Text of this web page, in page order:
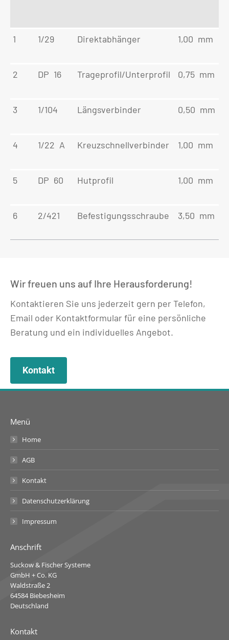
1 1/29 Direktabhänger 1,00 mm
2 DP 16 Trageprofil/Unterprofil 0,75 mm
3 1/104 Längsverbinder 0,50 mm
4 1/22 A Kreuzschnellverbinder 1,00 mm
5 DP 60 Hutprofil 1,00 mm
6 2/421 Befestigungsschraube 3,50 mm
Wir freuen uns auf Ihre Herausforderung!
Kontaktieren Sie uns jederzeit gern per Telefon,
Email oder Kontaktformular für eine persönliche
Beratung und ein individuelles Angebot.
Kontakt
Menü
Home
AGB
Kontakt
Datenschutzerklärung
Impressum
Anschrift
Suckow & Fischer Systeme
GmbH + Co. KG
Waldstraße 2
64584 Biebesheim
Deutschland
Kontakt